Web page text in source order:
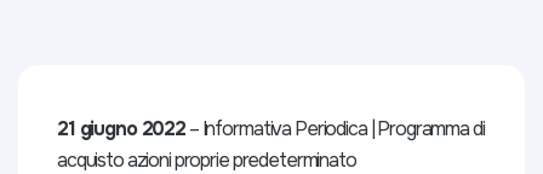
21 giugno 2022– Informativa Periodica | Programma di
acquisto azioni proprie predeterminato